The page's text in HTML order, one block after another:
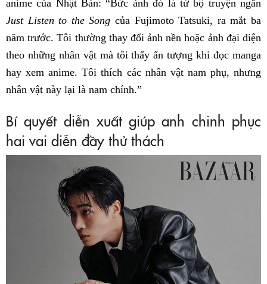
anime của Nhật Bản: “Bức ảnh đó là từ bộ truyện ngắn
Just Listen to the Song của Fujimoto Tatsuki, ra mắt ba
năm trước. Tôi thường thay đổi ảnh nền hoặc ảnh đại diện
theo những nhân vật mà tôi thấy ấn tượng khi đọc manga
hay xem anime. Tôi thích các nhân vật nam phụ, nhưng
nhân vật này lại là nam chính.”
Bí quyết diễn xuất giúp anh chinh phục
hai vai diễn đầy thử thách